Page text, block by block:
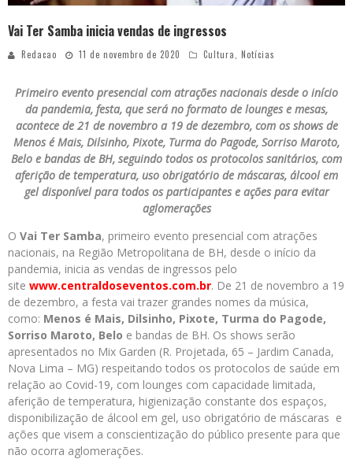
Vai Ter Samba inicia vendas de ingressos
Redacao 11 de novembro de 2020 Cultura, Notícias
Primeiro evento presencial com atrações nacionais desde o início
da pandemia, festa, que será no formato de lounges e mesas,
acontece de 21 de novembro a 19 de dezembro, com os shows de
Menos é Mais, Dilsinho, Pixote, Turma do Pagode, Sorriso Maroto,
Belo e bandas de BH, seguindo todos os protocolos sanitários, com
aferição de temperatura, uso obrigatório de máscaras, álcool em
gel disponível para todos os participantes e ações para evitar
aglomerações
O Vai Ter Samba, primeiro evento presencial com atrações
nacionais, na Região Metropolitana de BH, desde o início da
pandemia, inicia as vendas de ingressos pelo
site www.centraldoseventos.com.br. De 21 de novembro a 19
de dezembro, a festa vai trazer grandes nomes da música,
como: Menos é Mais, Dilsinho, Pixote, Turma do Pagode,
Sorriso Maroto, Belo e bandas de BH. Os shows serão
apresentados no Mix Garden (R. Projetada, 65 – Jardim Canada,
Nova Lima – MG) respeitando todos os protocolos de saúde em
relação ao Covid-19, com lounges com capacidade limitada,
aferição de temperatura, higienização constante dos espaços,
disponibilização de álcool em gel, uso obrigatório de máscaras e
ações que visem a conscientização do público presente para que
não ocorra aglomerações.